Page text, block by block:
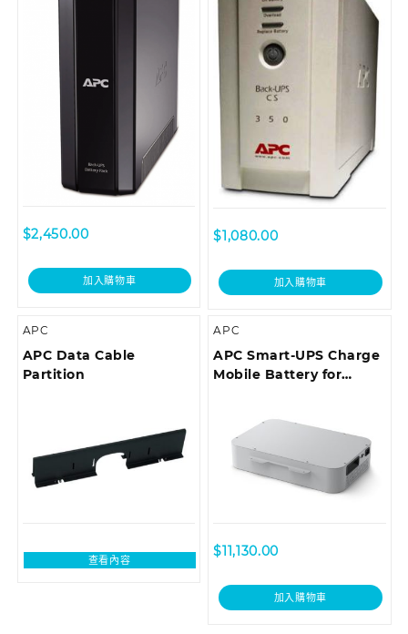
$2,450.00
加入購物車
$1,080.00
加入購物車
APC
APC Data Cable
Partition
查看內容
APC
APC Smart-UPS Charge
Mobile Battery for
$11,130.00
加入購物車